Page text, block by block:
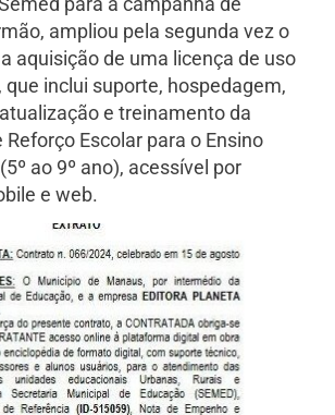
ampliou pela segunda vez o
aquisição de uma licença de uso
que inclui suporte, hospedagem,
e treinamento da
Escolar para o Ensino
ao 9º ano), acessível por
e web.